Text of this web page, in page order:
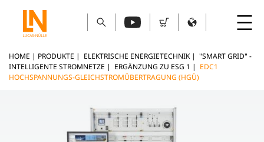
HOME | PRODUKTE | ELEKTRISCHE ENERGIETECHNIK | "SMART GRID" -
INTELLIGENTE STROMNETZE | ERGÄNZUNG ZU ESG 1 | EDC1
HOCHSPANNUNGS-GLEICHSTROMÜBERTRAGUNG (HGÜ)